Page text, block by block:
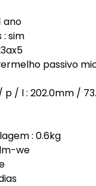
ano
sim
passivo
/ l : 202.0mm /
: 0.6kg
we